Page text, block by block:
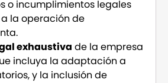
o incumplimientos legales
la operación de
exhaustiva de la empresa
incluya la adaptación a
y la inclusión de